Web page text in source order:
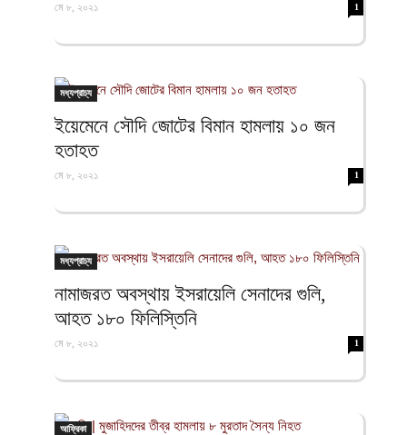
মে ৮, ২০২১ 1
মধ্যপ্রাচ্য
ইয়েমেনে সৌদি জোটের বিমান হামলায় ১০ জন
হতাহত
মে ৮, ২০২১ 1
মধ্যপ্রাচ্য
নামাজরত অবস্থায় ইসরায়েলি সেনাদের গুলি,
আহত ১৮০ ফিলিস্তিনি
মে ৮, ২০২১ 1
আফ্রিকা